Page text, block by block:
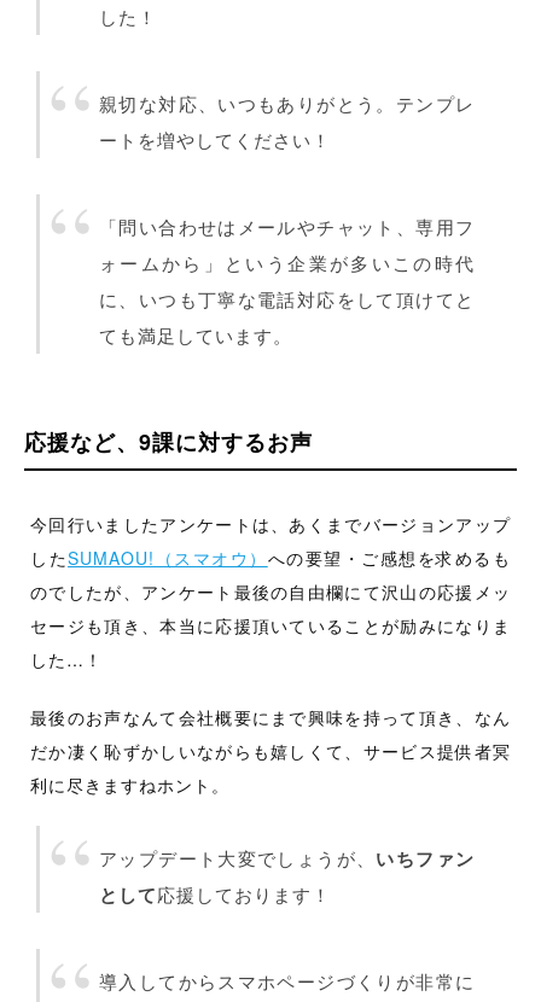
した！
親切な対応、いつもありがとう。テンプレ
ートを増やしてください！
「問い合わせはメールやチャット、専用フ
ォームから」という企業が多いこの時代
に、いつも丁寧な電話対応をして頂けてと
ても満足しています。
応援など、9課に対するお声
今回行いましたアンケートは、あくまでバージョンアップ
したSUMAOU!（スマオウ） への要望・ご感想を求めるも
のでしたが、アンケート最後の自由欄にて沢山の応援メッ
セージも頂き、本当に応援頂いていることが励みになりま
した…！
最後のお声なんて会社概要にまで興味を持って頂き、なん
だか凄く恥ずかしいながらも嬉しくて、サービス提供者冥
利に尽きますねホント。
アップデート大変でしょうが、 いちファン
として応援しております！
導入してからスマホページづくりが非常に